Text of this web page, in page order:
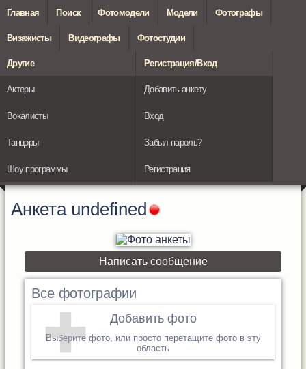
Главная Поиск Фотомодели Модели Фотографы
Визажисты Видеографы Фотостудии
Другие
Актеры
Вокалисты
Танцоры
Шоу программы
Регистрация/Вход
Добавить анкету
Вход
Забыл пароль?
Регистрация
Анкета undefined
Написать сообщение
Все фотографии
Добавить фото
Выберите фото, или просто перетащите фото в эту
область